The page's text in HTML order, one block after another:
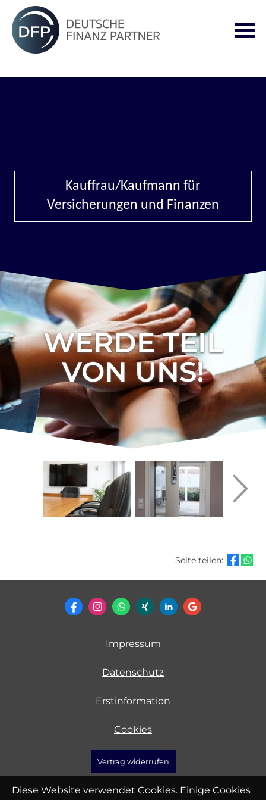
Kauffrau/Kaufmann für
Versicherungen und Finanzen
WERDE TEIL
VON UNS!
Seite teilen:
Impressum
Datenschutz
Erstinformation
Cookies
Vertrag widerrufen
Diese Website verwendet Cookies. Einige Cookies